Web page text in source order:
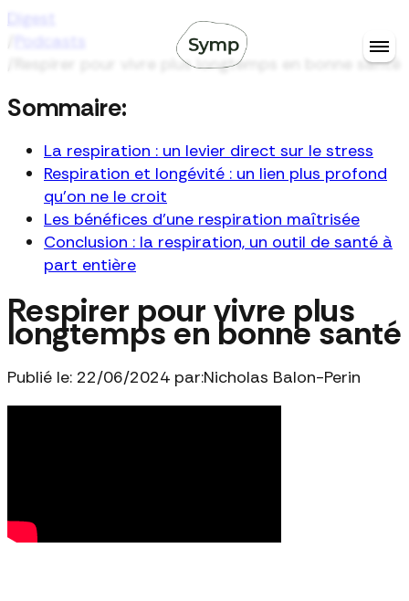
Digest
Podcasts
Respirer pour vivre plus longtemps en bonne santé
Sommaire:
La respiration : un levier direct sur le stress
Respiration et longévité : un lien plus profond
qu'on ne le croit
Les bénéfices d'une respiration maîtrisée
Conclusion : la respiration, un outil de santé à
part entière
Respirer pour vivre plus
longtemps en bonne santé
Publié le: 22/06/2024 par:Nicholas Balon-Perin